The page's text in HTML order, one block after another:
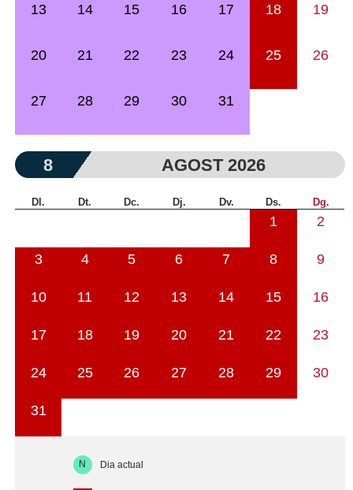
13 14 15 16 17 18 19
20 21 22 23 24 25 26
27 28 29 30 31
8 AGOST 2026
Dl. Dt. Dc. Dj. Dv. Ds. Dg.
1 2
3 4 5 6 7 8 9
10 11 12 13 14 15 16
17 18 19 20 21 22 23
24 25 26 27 28 29 30
31
N Dia actual